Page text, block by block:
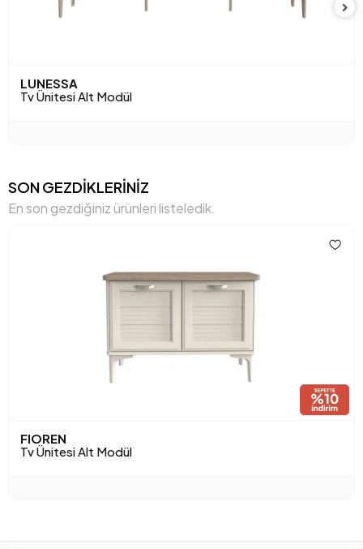
LUNESSA
Tv Ünitesi Alt Modül
SON GEZDİKLERİNİZ
En son gezdiğiniz ürünleri listeledik.
FIOREN
Tv Ünitesi Alt Modül